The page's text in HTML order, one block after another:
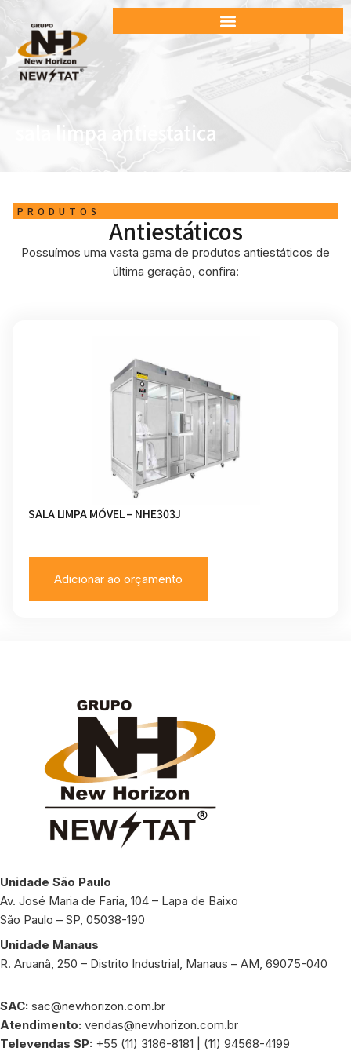
sala limpa antiestatica
PRODUTOS
Antiestáticos
Possuímos uma vasta gama de produtos antiestáticos de
última geração, confira:
SALA LIMPA MÓVEL – NHE303J
Adicionar ao orçamento
Unidade São Paulo
Av. José Maria de Faria, 104 – Lapa de Baixo
São Paulo – SP, 05038-190
Unidade Manaus
R. Aruanã, 250 – Distrito Industrial, Manaus – AM, 69075-040
SAC: sac@newhorizon.com.br
Atendimento: vendas@newhorizon.com.br
Televendas SP: +55 (11) 3186-8181 | (11) 94568-4199